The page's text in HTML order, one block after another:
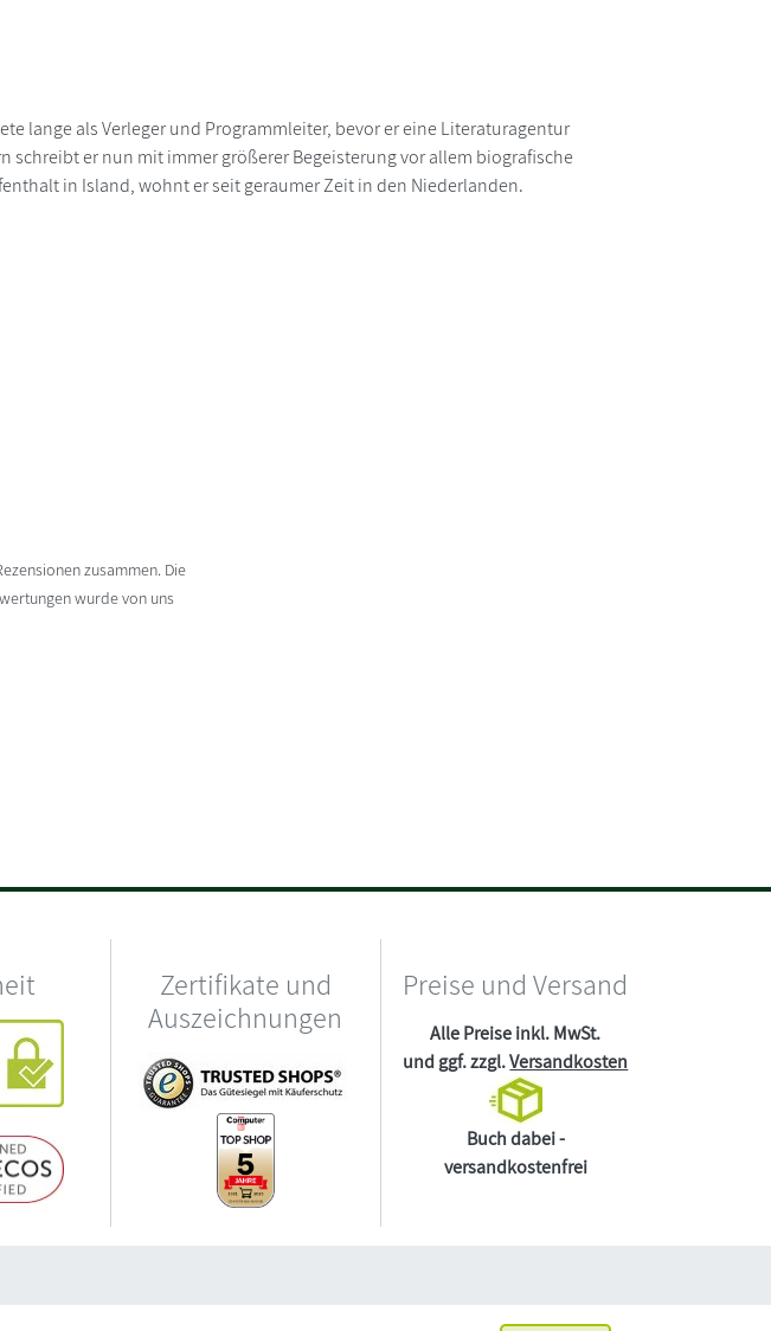
lange als Verleger und Programmleiter, bevor er eine Literaturagentur
schreibt er nun mit immer größerer Begeisterung vor allem biografische
in Island, wohnt er seit geraumer Zeit in den Niederlanden.
zusammen. Die
wurde von uns
Zertifikate und
Auszeichnungen
Preise und Versand
Alle Preise inkl. MwSt.
und ggf. zzgl.Versandkosten
Buch dabei -
versandkostenfrei